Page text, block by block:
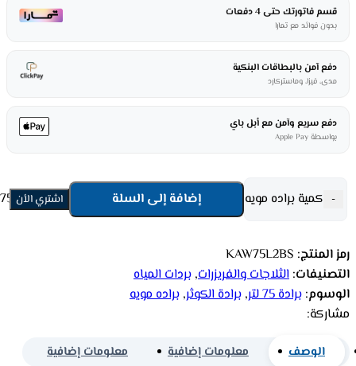
قسم فاتورتك حتى 4 دفعات
بدون فوائد مع تمارا
دفع آمن بالبطاقات البنكية
مدى، فيزا، وماستركارد
دفع سريع وآمن مع أبل باي
بواسطة Apple Pay
- كمية براده مويه سبيل الكوثر 75 لتر 2 بزبوز - بودى ستيل KAW75L2BSإضافة إلى السلة اشتري الأن
رمز المنتج: KAW75L2BS
التصنيفات: الثلاجات والفريزرات, بردات المياه
الوسوم: برادة 75 لتر , برادة الكوثر, براده مويه
مشاركة:
الوصف معلومات إضافية معلومات إضافية